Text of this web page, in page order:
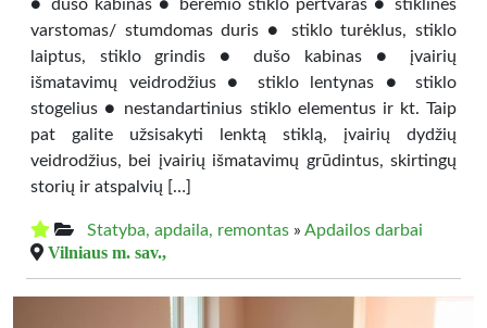
● dušo kabinas ● berėmio stiklo pertvaras ● stiklines
varstomas/ stumdomas duris ● stiklo turėklus, stiklo
laiptus, stiklo grindis ● dušo kabinas ● įvairių
išmatavimų veidrodžius ● stiklo lentynas ● stiklo
stogelius ● nestandartinius stiklo elementus ir kt. Taip
pat galite užsisakyti lenktą stiklą, įvairių dydžių
veidrodžius, bei įvairių išmatavimų grūdintus, skirtingų
storių ir atspalvių […]
Statyba, apdaila, remontas » Apdailos darbai
Vilniaus m. sav.,